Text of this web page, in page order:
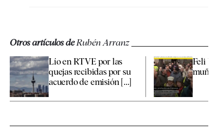
Otros artículos deRubén Arranz
Lío en RTVE por las
quejas recibidas por su
acuerdo de emisión [...]
Feli